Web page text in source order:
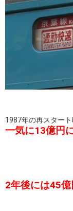
1987年の再スター
一気に13億円
2年後には45億